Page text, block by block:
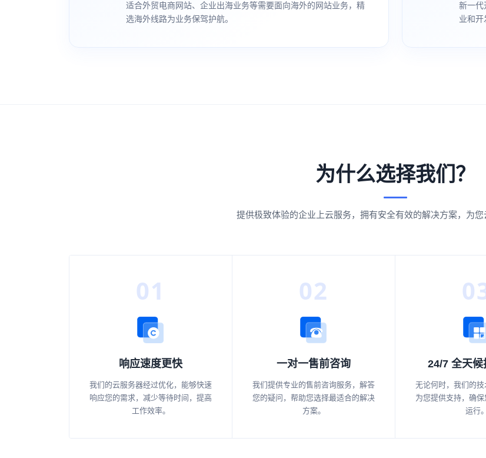
适合外贸电商网站、企业出海业务等需要面向海外的网站业务，精
选海外线路为业务保驾护航。
新一代
业和开
为什么选择我们？
提供极致体验的企业上云服务，拥有安全有效的解决方案，为
01
响应速度更快
我们的云服务器经过优化，能够快速
响应您的需求，减少等待时间，提高
工作效率。
02
一对一售前咨询
我们提供专业的售前咨询服务，解答
您的疑问，帮助您选择最适合的解决
方案。
24/7 全天候
无论何时，我们的
为您提供支持，确
运行。